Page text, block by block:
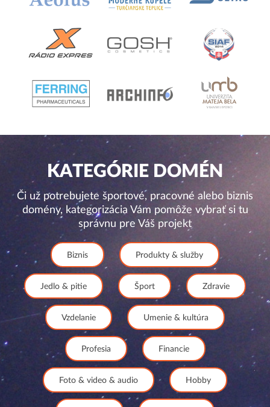
KATEGÓRIE DOMÉN
Či už potrebujete športové, pracovné alebo biznis
domény, kategorizácia Vám pomôže vybrať si tu
správnu pre Váš projekt
Biznis Produkty & služby
Jedlo & pitie Šport Zdravie
Vzdelanie Umenie & kultúra
Profesia Financie
Foto & video & audio Hobby